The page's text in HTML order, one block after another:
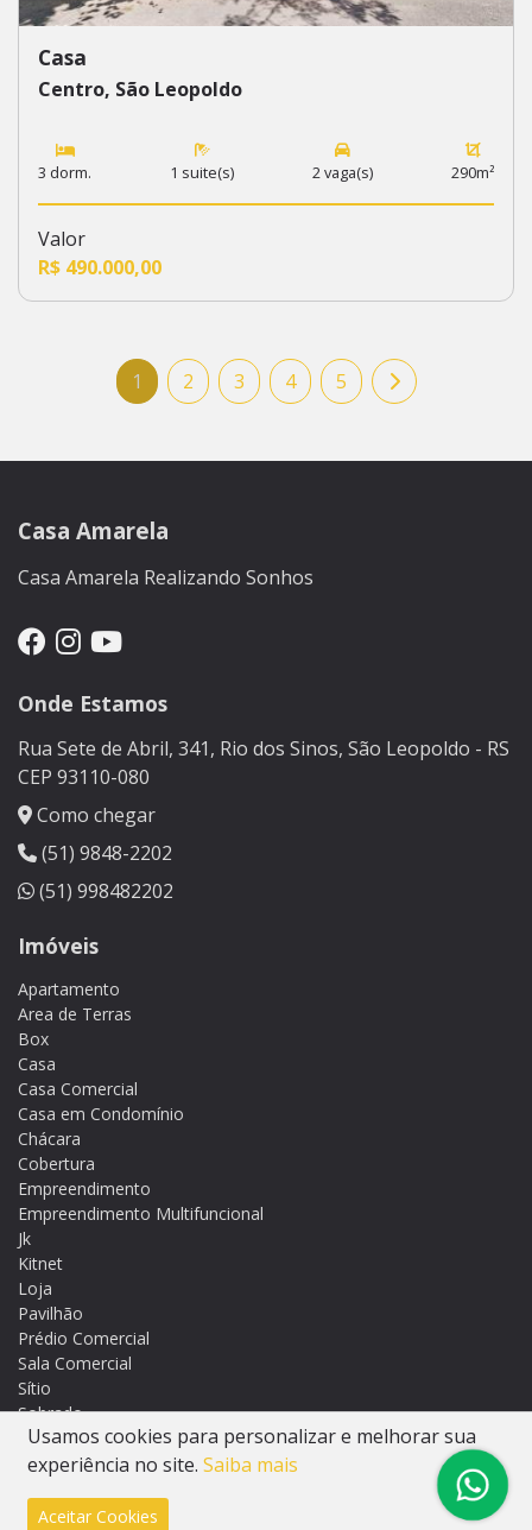
Casa
Centro, São Leopoldo
3 dorm. 1 suite(s) 2 vaga(s) 290m²
Valor
R$ 490.000,00
1 2 3 4 5
Casa Amarela
Casa Amarela Realizando Sonhos
Onde Estamos
Rua Sete de Abril, 341, Rio dos Sinos, São Leopoldo - RS
CEP 93110-080
Como chegar
(51) 9848-2202
(51) 998482202
Imóveis
Apartamento
Area de Terras
Box
Casa
Casa Comercial
Casa em Condomínio
Chácara
Cobertura
Empreendimento
Empreendimento Multifuncional
Jk
Kitnet
Loja
Pavilhão
Prédio Comercial
Sala Comercial
Sítio
Sobrado
Terreno
Terreno em Condomínio
Usamos cookies para personalizar e melhorar sua
experiência no site. Saiba mais
Aceitar Cookies